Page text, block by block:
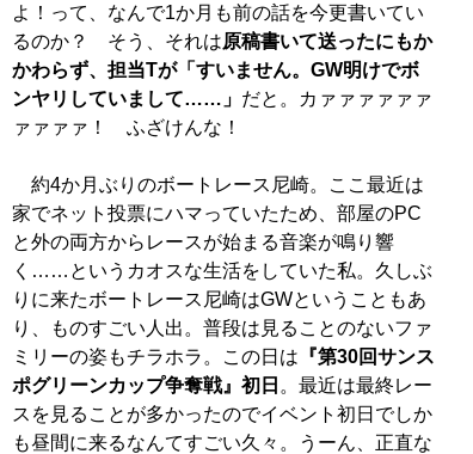
よ！って、なんで1か月も前の話を今更書いてい
るのか？ そう、それは原稿書いて送ったにもか
かわらず、担当Tが「すいません。GW明けでボ
ンヤリしていまして……」 だと。カァァァァァァ
ァァァァ！ ふざけんな！
約4か月ぶりのボートレース尼崎。ここ最近は
家でネット投票にハマっていたため、部屋のPC
と外の両方からレースが始まる音楽が鳴り響
く……というカオスな生活をしていた私。久しぶ
りに来たボートレース尼崎はGWということもあ
り、ものすごい人出。普段は見ることのないファ
ミリーの姿もチラホラ。この日は 『第30回サンス
ポグリーンカップ争奪戦』初日 。最近は最終レー
スを見ることが多かったのでイベント初日でしか
も昼間に来るなんてすごい久々。うーん、正直な